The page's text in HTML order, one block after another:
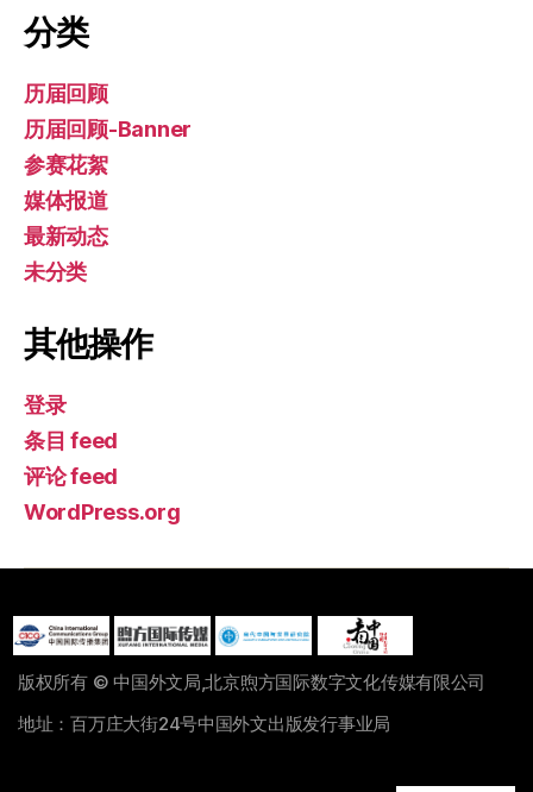
分类
历届回顾
历届回顾-Banner
参赛花絮
媒体报道
最新动态
未分类
其他操作
登录
条目 feed
评论 feed
WordPress.org
版权所有 © 中国外文局,北京煦方国际数字文化传媒有限公司
地址：百万庄大街24号中国外文出版发行事业局